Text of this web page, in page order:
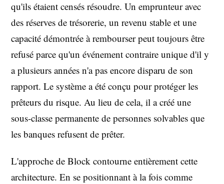
qu'ils étaient censés résoudre. Un emprunteur avec
des réserves de trésorerie, un revenu stable et une
capacité démontrée à rembourser peut toujours être
refusé parce qu'un événement contraire unique d'il y
a plusieurs années n'a pas encore disparu de son
rapport. Le système a été conçu pour protéger les
prêteurs du risque. Au lieu de cela, il a créé une
sous-classe permanente de personnes solvables que
les banques refusent de prêter.
L'approche de Block contourne entièrement cette
architecture. En se positionnant à la fois comme